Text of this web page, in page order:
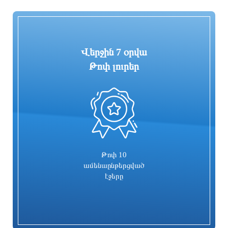
Գիդեոն Սաարը կոշտ հակադարձել է
կարիերան շարունակել կատալոնական
Վերջին 7 օրվա
Թոփ լուրեր
Թոփ 10
ամենաընթերցված
էջերը